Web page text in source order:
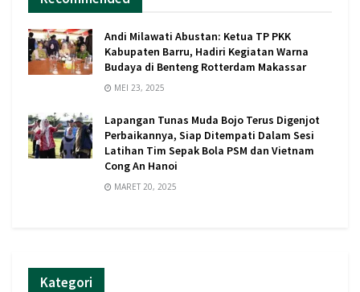
Andi Milawati Abustan: Ketua TP PKK
Kabupaten Barru, Hadiri Kegiatan Warna
Budaya di Benteng Rotterdam Makassar
MEI 23, 2025
Lapangan Tunas Muda Bojo Terus Digenjot
Perbaikannya, Siap Ditempati Dalam Sesi
Latihan Tim Sepak Bola PSM dan Vietnam
Cong An Hanoi
MARET 20, 2025
Kategori